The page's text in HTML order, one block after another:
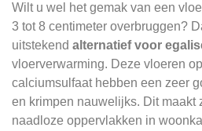
Wilt u wel het gemak van een
3 tot 8 centimeter overbruggen?
uitstekend alternatief voor
vloerverwarming. Deze vloeren
calciumsulfaat hebben een zeer
en krimpen nauwelijks. Dit maakt
naadloze oppervlakken in